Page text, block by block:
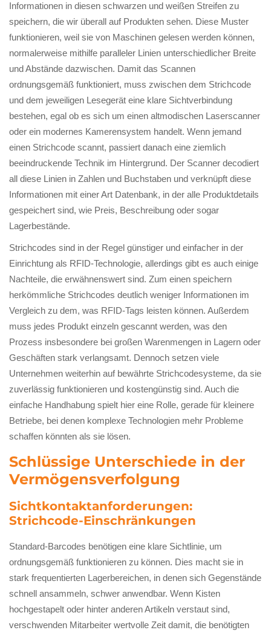
Informationen in diesen schwarzen und weißen Streifen zu
speichern, die wir überall auf Produkten sehen. Diese Muster
funktionieren, weil sie von Maschinen gelesen werden können,
normalerweise mithilfe paralleler Linien unterschiedlicher Breite
und Abstände dazwischen. Damit das Scannen
ordnungsgemäß funktioniert, muss zwischen dem Strichcode
und dem jeweiligen Lesegerät eine klare Sichtverbindung
bestehen, egal ob es sich um einen altmodischen Laserscanner
oder ein modernes Kamerensystem handelt. Wenn jemand
einen Strichcode scannt, passiert danach eine ziemlich
beeindruckende Technik im Hintergrund. Der Scanner decodiert
all diese Linien in Zahlen und Buchstaben und verknüpft diese
Informationen mit einer Art Datenbank, in der alle Produktdetails
gespeichert sind, wie Preis, Beschreibung oder sogar
Lagerbestände.
Strichcodes sind in der Regel günstiger und einfacher in der
Einrichtung als RFID-Technologie, allerdings gibt es auch einige
Nachteile, die erwähnenswert sind. Zum einen speichern
herkömmliche Strichcodes deutlich weniger Informationen im
Vergleich zu dem, was RFID-Tags leisten können. Außerdem
muss jedes Produkt einzeln gescannt werden, was den
Prozess insbesondere bei großen Warenmengen in Lagern oder
Geschäften stark verlangsamt. Dennoch setzen viele
Unternehmen weiterhin auf bewährte Strichcodesysteme, da sie
zuverlässig funktionieren und kostengünstig sind. Auch die
einfache Handhabung spielt hier eine Rolle, gerade für kleinere
Betriebe, bei denen komplexe Technologien mehr Probleme
schaffen könnten als sie lösen.
Schlüssige Unterschiede in der
Vermögensverfolgung
Sichtkontaktanforderungen:
Strichcode-Einschränkungen
Standard-Barcodes benötigen eine klare Sichtlinie, um
ordnungsgemäß funktionieren zu können. Dies macht sie in
stark frequentierten Lagerbereichen, in denen sich Gegenstände
schnell ansammeln, schwer anwendbar. Wenn Kisten
hochgestapelt oder hinter anderen Artikeln verstaut sind,
verschwenden Mitarbeiter wertvolle Zeit damit, die benötigten